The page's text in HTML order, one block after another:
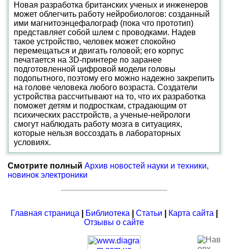
Новая разработка британских ученых и инженеров
может облегчить работу нейробиологов: созданный
ими магнитоэнцефалограф (пока что прототип)
представляет собой шлем с проводками. Надев
такое устройство, человек может спокойно
перемещаться и двигать головой; его корпус
печатается на 3D-принтере по заранее
подготовленной цифровой модели головы
подопытного, поэтому его можно надежно закрепить
на голове человека любого возраста. Создатели
устройства рассчитывают на то, что их разработка
поможет детям и подросткам, страдающим от
психических расстройств, а ученые-нейрологи
смогут наблюдать работу мозга в ситуациях,
которые нельзя воссоздать в лабораторных
условиях.
Смотрите полный Архив новостей науки и техники,
новинок электроники
Главная страница Библиотека Статьи Карта сайта
Отзывы о сайте